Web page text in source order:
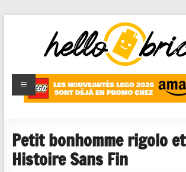
HelloBricks
Blog LEGO,
nouveaut�s
reviews
Petit bonhomme rigolo et
Histoire Sans Fin